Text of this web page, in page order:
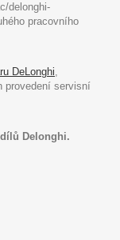
delonghi-
pracovního
DeLonghi,
provedení servisní
Delonghi.